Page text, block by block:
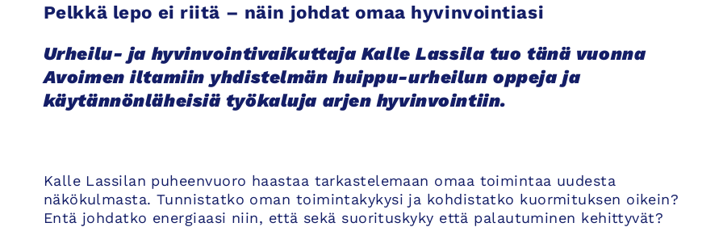
Pelkkä lepo ei riitä – näin johdat omaa hyvinvointiasi
Urheilu- ja hyvinvointivaikuttaja Kalle Lassila tuo tänä vuonna
Avoimen iltamiin yhdistelmän huippu-urheilun oppeja ja
käytännönläheisiä työkaluja arjen hyvinvointiin.
Kalle Lassilan puheenvuoro haastaa tarkastelemaan omaa toimintaa uudesta
näkökulmasta. Tunnistatko oman toimintakykysi ja kohdistatko kuormituksen oikein?
Entä johdatko energiaasi niin, että sekä suorituskyky että palautuminen kehittyvät?